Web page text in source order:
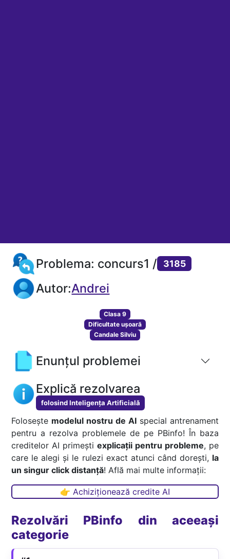
Problema: concurs1 / 3185
Autor:Andrei
Clasa 9
Dificultate ușoară
Candale Silviu
Enunțul problemei
Explică rezolvarea
folosind Inteligența Artificială
Folosește modelul nostru de AIspecial antrenament
pentru a rezolva problemele de pe PBinfo! În baza
creditelor AI primești explicații pentru probleme, pe
care le alegi și le rulezi exact atunci când dorești, la
un singur click distanță! Află mai multe informații:
👉 Achiziționează credite AI
Rezolvări PBinfo din aceeași
categorie